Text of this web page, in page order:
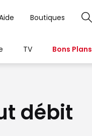
Boutiques
TV Bons Plans
débit